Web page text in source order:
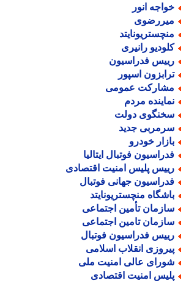
انور
رانیری
فدراسیون
اسپور
عمومی
مردم
دولت
جدید
خودرو
فوتبال ایتالیا
پلیس امنیت اقتصادی
جهانی فوتبال
منچستریونایتد
تأمین اجتماعی
تامین اجتماعی
فدراسیون فوتبال
انقلاب اسلامی
عالی امنیت ملی
امنیت اقتصادی